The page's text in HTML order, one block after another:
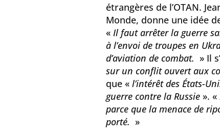
étrangères de l’OTAN.
Monde, donne une idée
« Il faut arrêter la guerre
à l’envoi de troupes en
d’aviation de combat. » Il
sur un conflit ouvert aux
que « l’intérêt des États-
guerre contre la Russie». «
parce que la menace de
porté. »